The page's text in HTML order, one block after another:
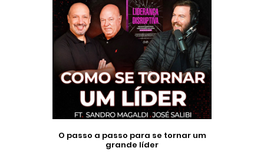
O passo a passo para se tornar um
grande líder